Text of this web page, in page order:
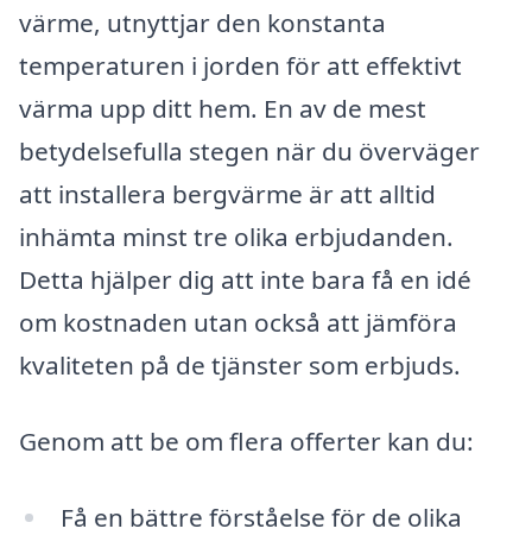
värme, utnyttjar den konstanta
temperaturen i jorden för att effektivt
värma upp ditt hem. En av de mest
betydelsefulla stegen när du överväger
att installera bergvärme är att alltid
inhämta minst tre olika erbjudanden.
Detta hjälper dig att inte bara få en idé
om kostnaden utan också att jämföra
kvaliteten på de tjänster som erbjuds.
Genom att be om flera offerter kan du:
Få en bättre förståelse för de olika